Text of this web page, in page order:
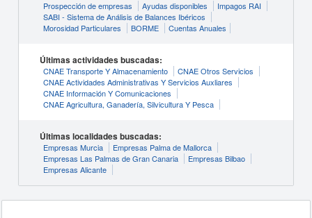
Prospección de empresas
Ayudas disponibles
Impagos RAI
SABI - Sistema de Análisis de Balances Ibéricos
Morosidad Particulares
BORME Cuentas Anuales
Últimas actividades buscadas:
CNAE Transporte Y Almacenamiento
CNAE Otros Servicios
CNAE Actividades Administrativas Y Servicios Auxliares
CNAE Información Y Comunicaciones
CNAE Agricultura, Ganadería, Silvicultura Y Pesca
Últimas localidades buscadas:
Empresas Murcia
Empresas Palma de Mallorca
Empresas Las Palmas de Gran Canaria
Empresas Bilbao
Empresas Alicante